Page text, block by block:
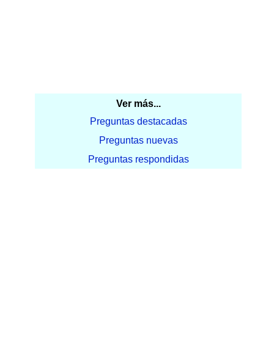
Ver más...
Preguntas destacadas
Preguntas nuevas
Preguntas respondidas